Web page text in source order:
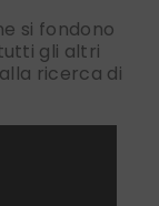
si fondono
gli altri
ricerca di